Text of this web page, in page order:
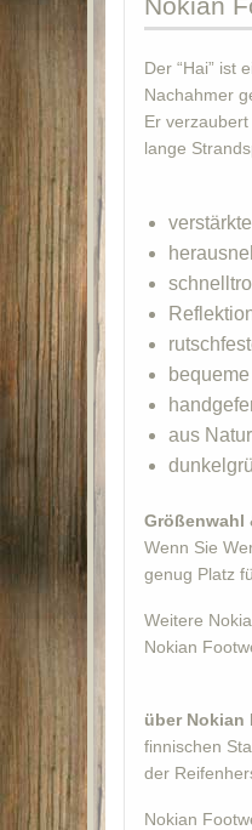
Der “Hai” ist
Nachahmer
Er
lange
aus
Größenwahl
Wenn Sie
genug Platz
Weitere
Nokian
über Nokian
finnischen
der
Nokian